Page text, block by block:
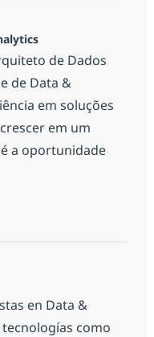
de Dados
de Data &
em soluções
em um
a oportunidade
en Data &
como